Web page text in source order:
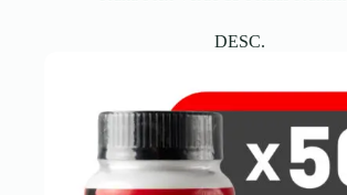
$3,632.00.
$3,135.00.
DESC.